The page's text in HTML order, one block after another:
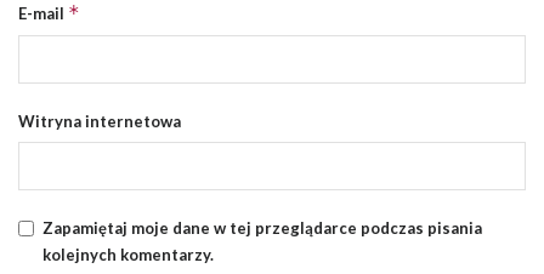
E-mail *
Witryna internetowa
Zapamiętaj moje dane w tej przeglądarce podczas pisania
kolejnych komentarzy.